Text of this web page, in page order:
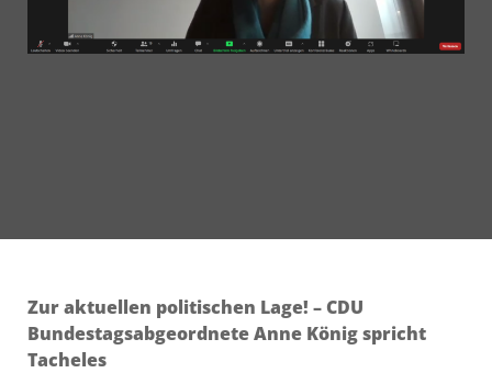
Zur aktuellen politischen Lage! – CDU
Bundestagsabgeordnete Anne König spricht
Tacheles